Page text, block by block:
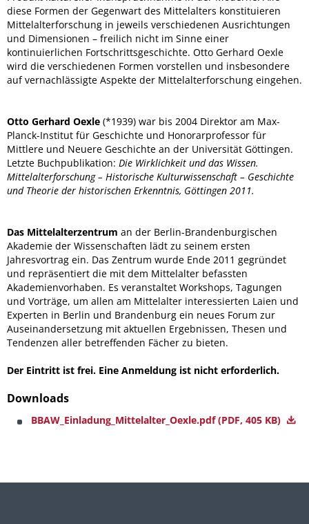
diese Formen der Gegenwart des Mittelalters konstituieren
Mittelalterforschung in jeweils verschiedenen Ausrichtungen
und Dimensionen – freilich nicht im Sinne einer
kontinuierlichen Fortschrittsgeschichte. Otto Gerhard Oexle
wird die verschiedenen Formen vorstellen und insbesondere
auf vernachlässigte Aspekte der Mittelalterforschung eingehen.
Otto Gerhard Oexle (*1939) war bis 2004 Direktor am Max-
Planck-Institut für Geschichte und Honorarprofessor für
Mittlere und Neuere Geschichte an der Universität Göttingen.
Letzte Buchpublikation: Die Wirklichkeit und das Wissen.
Mittelalterforschung – Historische Kulturwissenschaft – Geschichte
und Theorie der historischen Erkenntnis, Göttingen 2011.
Das Mittelalterzentrum an der Berlin-Brandenburgischen
Akademie der Wissenschaften lädt zu seinem ersten
Jahresvortrag ein. Das Zentrum wurde Ende 2011 gegründet
und repräsentiert die mit dem Mittelalter befassten
Akademienvorhaben. Es veranstaltet Workshops, Tagungen
und Vorträge, um allen am Mittelalter interessierten Laien und
Experten in Berlin und Brandenburg ein neues Forum zur
Auseinandersetzung mit aktuellen Ergebnissen, Thesen und
Tendenzen aller betreffenden Fächer zu bieten.
Der Eintritt ist frei. Eine Anmeldung ist nicht erforderlich.
Downloads
BBAW_Einladung_Mittelalter_Oexle.pdf(PDF, 405 KB)